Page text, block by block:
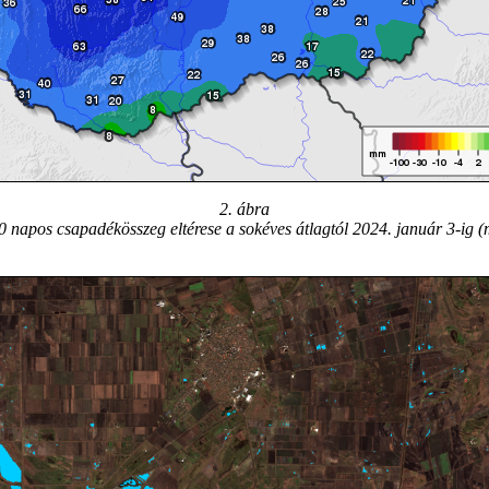
2. ábra
napos csapadékösszeg eltérese a sokéves átlagtól 2024. január 3-ig